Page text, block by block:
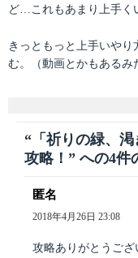
ど…これもあまり上手く
きっともっと上手いや
む。（動画とかもあるみ
“「祈りの緑、
攻略！” への4件
匿名
り:
2018年4月26日 23:08
攻略ありがとうござ